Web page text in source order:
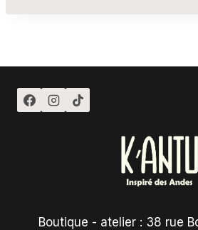
Boutique - atelier : 38 rue